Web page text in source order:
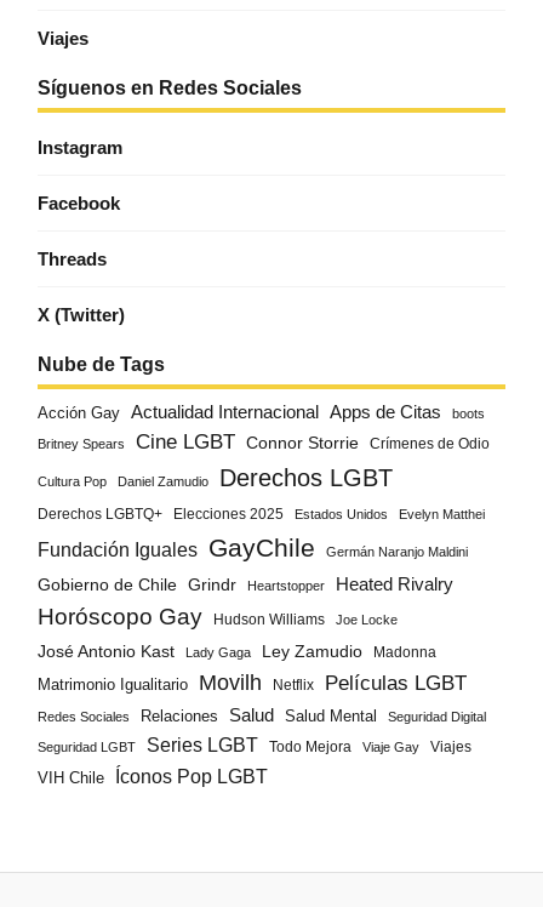
Viajes
Síguenos en Redes Sociales
Instagram
Facebook
Threads
X (Twitter)
Nube de Tags
Acción Gay Actualidad Internacional Apps de Citas boots
Britney Spears Cine LGBT Connor Storrie Crímenes de Odio
Cultura Pop Daniel Zamudio Derechos LGBT
Derechos LGBTQ+ Elecciones 2025 Estados Unidos Evelyn Matthei
Fundación Iguales GayChile Germán Naranjo Maldini
Gobierno de Chile Grindr Heartstopper Heated Rivalry
Horóscopo Gay Hudson Williams Joe Locke
José Antonio Kast Lady Gaga Ley Zamudio Madonna
Matrimonio Igualitario Movilh Netflix Películas LGBT
Redes Sociales Relaciones Salud Salud Mental Seguridad Digital
Seguridad LGBT Series LGBT Todo Mejora Viaje Gay
Viajes
VIH Chile
Íconos Pop LGBT